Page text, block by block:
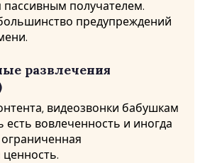
пассивным получателем.
предупреждений
развлечения
видеозвонки бабушкам
есть вовлеченность и иногда